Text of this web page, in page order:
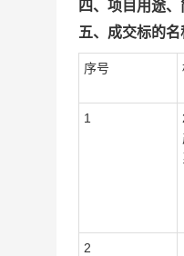
四、项目用途
五、成交标的
序号
1
2